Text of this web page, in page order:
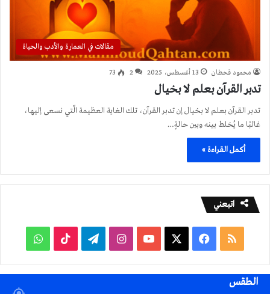
مقالات في العمارة والأدب والحياة
محمود قحطان 13 أغسطس، 2025 2
73
تدبر القرآن بعلم لا بخيال
تدبر القرآن بعلم لا بخيال إن تدبر القرآن، تلك الغاية العظيمة الّتي نسعى إليها،
غالبًا ما يُخلط بينه وبين حالةٍ…
أكمل القراءة »
اتبعني
ملخص
الموقع
فيسبوك ‫YouTubeانستقرامتيلقرام ‫TikTokواتساب
الطقس